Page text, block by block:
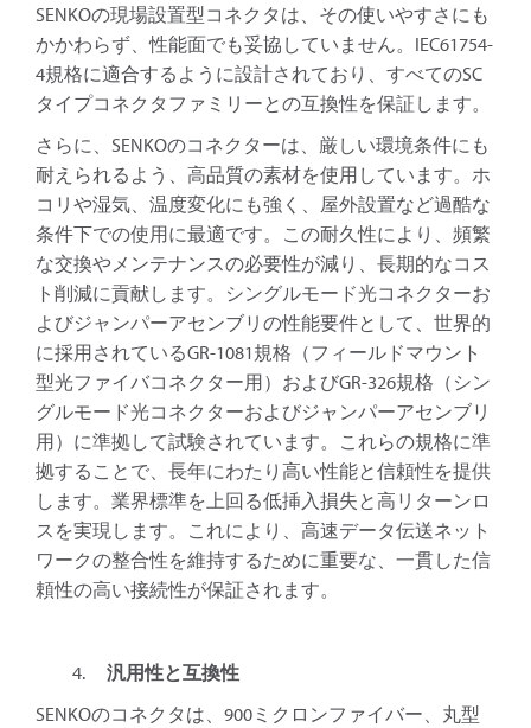
SENKOの現場設置型コネクタは、その使いやすさにも
かかわらず、性能面でも妥協していません。IEC61754-
4規格に適合するように設計されており、すべてのSC
タイプコネクタファミリーとの互換性を保証します。
さらに、SENKOのコネクターは、厳しい環境条件にも
耐えられるよう、高品質の素材を使用しています。ホ
コリや湿気、温度変化にも強く、屋外設置など過酷な
条件下での使用に最適です。この耐久性により、頻繁
な交換やメンテナンスの必要性が減り、長期的なコス
ト削減に貢献します。シングルモード光コネクターお
よびジャンパーアセンブリの性能要件として、世界的
に採用されているGR-1081規格（フィールドマウント
型光ファイバコネクター用）およびGR-326規格（シン
グルモード光コネクターおよびジャンパーアセンブリ
用）に準拠して試験されています。これらの規格に準
拠することで、長年にわたり高い性能と信頼性を提供
します。業界標準を上回る低挿入損失と高リターンロ
スを実現します。これにより、高速データ伝送ネット
ワークの整合性を維持するために重要な、一貫した信
頼性の高い接続性が保証されます。
汎用性と互換性
SENKOのコネクタは、900ミクロンファイバー、丸型